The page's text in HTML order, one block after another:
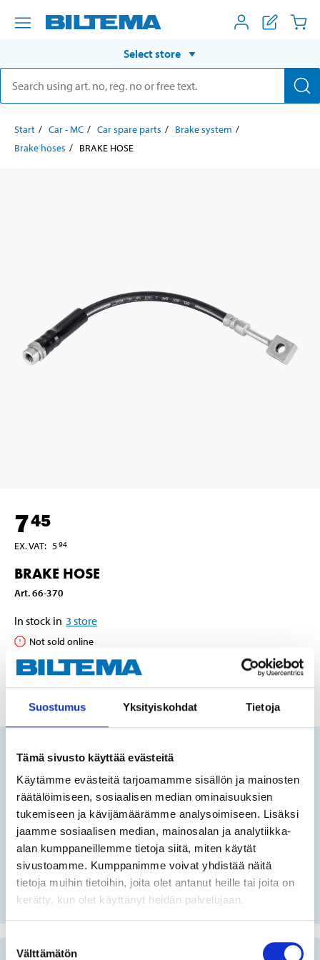
Suostumus Yksityiskohdat Tietoja
Tämä sivusto käyttää evästeitä
Käytämme evästeitä tarjoamamme sisällön ja mainosten
räätälöimiseen, sosiaalisen median ominaisuuksien
tukemiseen ja kävijämäärämme analysoimiseen. Lisäksi
jaamme sosiaalisen median, mainosalan ja analytiikka-
alan kumppaneillemme tietoja siitä, miten käytät
sivustoamme. Kumppanimme voivat yhdistää näitä
tietoja muihin tietoihin, joita olet antanut heille tai joita on
kerätty, kun olet käyttänyt heidän palvelujaan.
valinta
Välttämätön
Select store
Start Car - MC Car spare parts
Brake system
Brake hoses
BRAKE HOSE
745
EX. VAT: 594
BRAKE HOSE
Art.66-370
In stock in 3 store
Not sold online
ADD TO CART
Does this product fit your vehicle?
FIN
No registration number?
SELECT CAR MANUALLY